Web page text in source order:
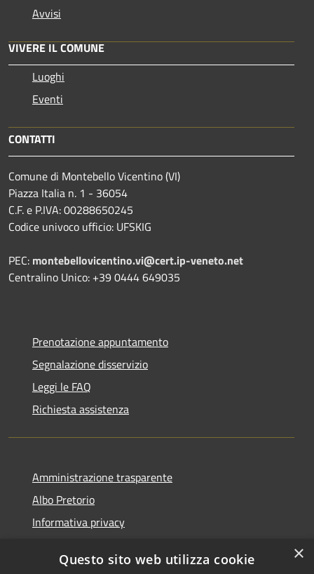
Avvisi
VIVERE IL COMUNE
Luoghi
Eventi
CONTATTI
Comune di Montebello Vicentino (VI)
Piazza Italia n. 1 - 36054
C.F. e P.IVA: 00288650245
Codice univoco ufficio: UFSKIG
PEC: montebellovicentino.vi@cert.ip-veneto.net
Centralino Unico: +39 0444 649035
Prenotazione appuntamento
Segnalazione disservizio
Leggi le FAQ
Richiesta assistenza
Amministrazione trasparente
Albo Pretorio
Informativa privacy
Dichiarazione di accessibilità
×
Questo sito web utilizza cookie